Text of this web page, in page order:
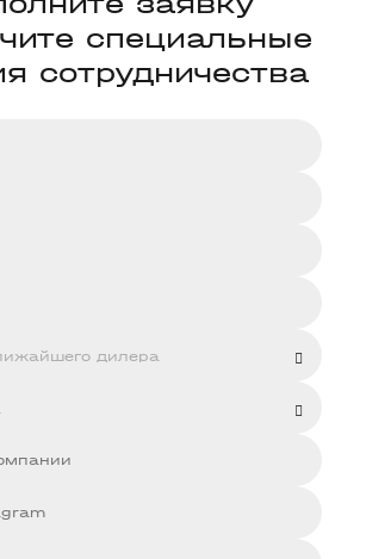
специальные
сотрудничества